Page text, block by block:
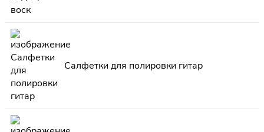
Салфетки для полировки гитар